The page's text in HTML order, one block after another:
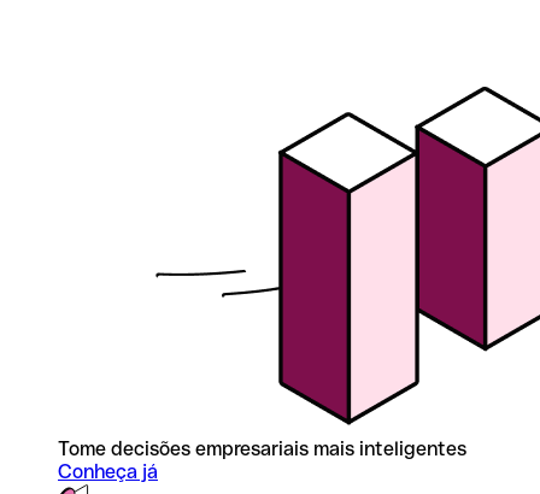
Tome decisões empresariais mais inteligentes
Conheça já